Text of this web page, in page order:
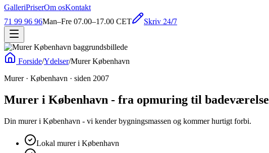
GalleriPriserOm osKontakt
71 99 96 96Man–Fre 07.00–17.00 CET Skriv 24/7
Forside/Ydelser/Murer København
Murer · København · siden 2007
Murer i København - fra opmuring til badeværelse
Din murer i København - vi kender bygningsmassen og kommer hurtigt forbi.
Lokal murer i København